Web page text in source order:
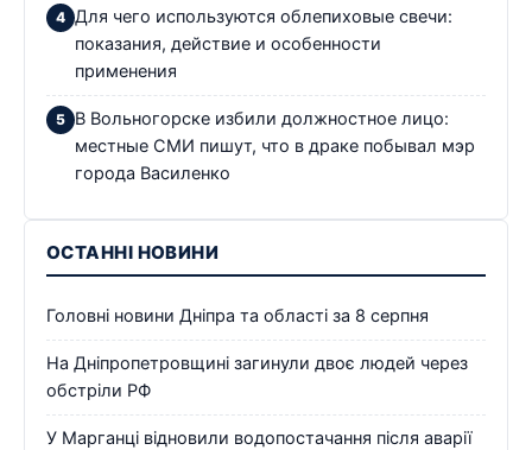
Для чего используются облепиховые свечи:
показания, действие и особенности
применения
В Вольногорске избили должностное лицо:
местные СМИ пишут, что в драке побывал мэр
города Василенко
ОСТАННІ НОВИНИ
Головні новини Дніпра та області за 8 серпня
На Дніпропетровщині загинули двоє людей через
обстріли РФ
У Марганці відновили водопостачання після аварії